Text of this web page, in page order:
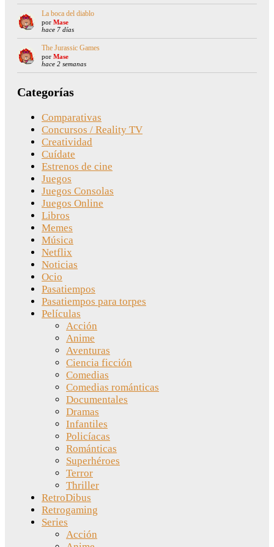
La boca del diablo
por Mase
hace 7 días
The Jurassic Games
por Mase
hace 2 semanas
Categorías
Comparativas
Concursos / Reality TV
Creatividad
Cuídate
Estrenos de cine
Juegos
Juegos Consolas
Juegos Online
Libros
Memes
Música
Netflix
Noticias
Ocio
Pasatiempos
Pasatiempos para torpes
Películas
Acción
Anime
Aventuras
Ciencia ficción
Comedias
Comedias románticas
Documentales
Dramas
Infantiles
Policíacas
Románticas
Superhéroes
Terror
Thriller
RetroDibus
Retrogaming
Series
Acción